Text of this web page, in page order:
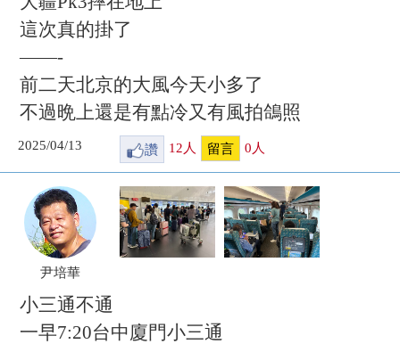
這次真的掛了
——-
前二天北京的大風今天小多了
不過晩上還是有點冷又有風拍鴿照
2025/04/13 讚 12 人 留言 0 人
尹培華
小三通不通
一早7:20台中廈門小三通